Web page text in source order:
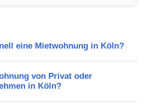
eine Mietwohnung in Köln?
von Privat oder
in Köln?